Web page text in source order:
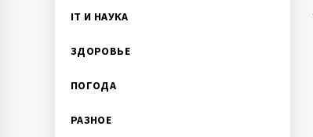
IT И НАУКА
ЗДОРОВЬЕ
ПОГОДА
РАЗНОЕ